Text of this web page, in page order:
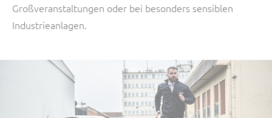
Großveranstaltungen oder bei besonders sensiblen
Industrieanlagen.